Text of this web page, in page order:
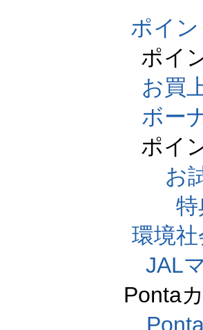
ポイ
ポイ
お買
ボー
ポイ
お
環境
JAL
Ponta